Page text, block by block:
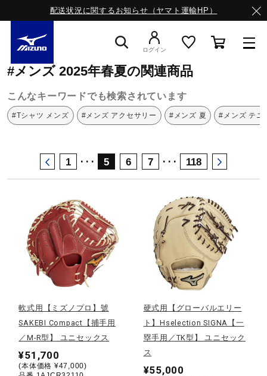
配送状況に関するお知らせ（ヤマト運輸HP）
ライフスタイルウエア
ランニング
サッカー／フットサル
トレーニング
野球
ゴルフ
ログイン
ミズノ公式オンライン
#メンズ 2025年春夏の関連商品
こんなキーワードでも検索されています
#Tシャツ メンズ #メンズ アクセサリー #メンズ 夏 #メンズ テニ
1 ･･･ 5 6 7 ･･･ 118
軟式用【ミズノプロ】號
SAKEBI Compact【捕手用
／M-R型】 ユニセックス
¥51,700
(本体価格 ¥47,000)
硬式用【グローバルエリー
ト】Hselection SIGNA【一
塁手用／TK型】 ユニセック
ス
¥55,000